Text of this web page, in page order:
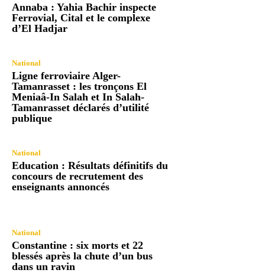
Annaba : Yahia Bachir inspecte
Ferrovial, Cital et le complexe
d’El Hadjar
National
Ligne ferroviaire Alger-
Tamanrasset : les tronçons El
Meniaâ-In Salah et In Salah-
Tamanrasset déclarés d’utilité
publique
National
Education : Résultats définitifs du
concours de recrutement des
enseignants annoncés
National
Constantine : six morts et 22
blessés après la chute d’un bus
dans un ravin